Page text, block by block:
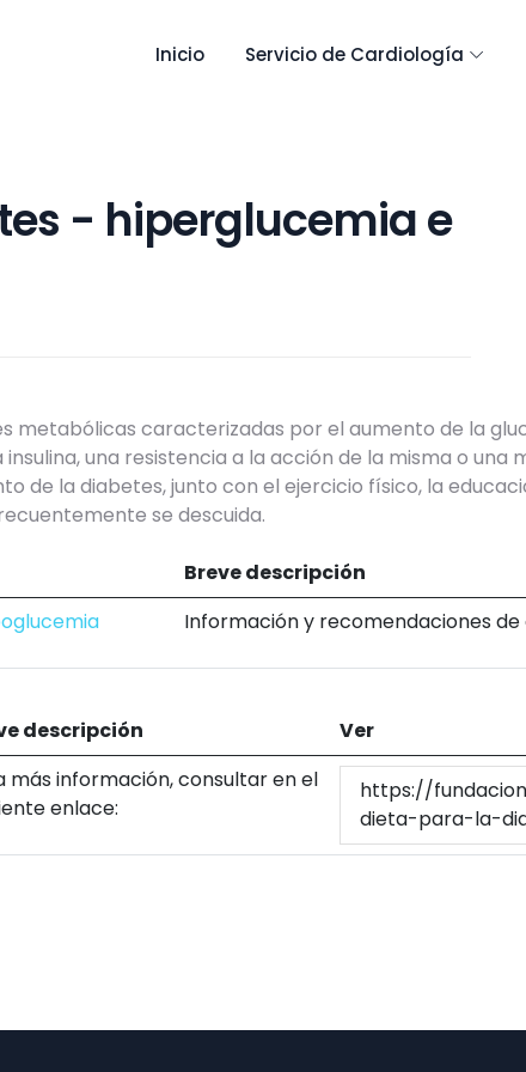
Inicio Servicio de Cardiología
- hiperglucemia e
metabólicas caracterizadas por el aumento de la
una resistencia a la acción de la misma o una
de la diabetes, junto con el ejercicio físico, la
se descuida.
Breve descripción
Información y recomendaciones de
descripción
Ver
más información, consultar en el
enlace:
https://
dieta-para-la-